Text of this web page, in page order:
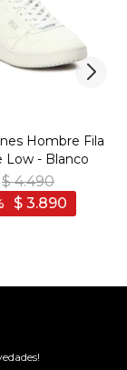
Hombre Fila
Low - Blanco
$ 4.490
$ 3.890